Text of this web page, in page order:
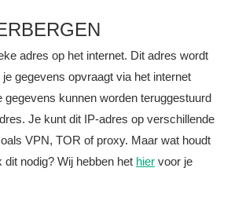
adres op het internet. Dit adres wordt
gegevens opvraagt via het internet
gegevens kunnen worden teruggestuurd
Je kunt dit IP-adres op verschillende
VPN, TOR of proxy. Maar wat houdt
nodig? Wij hebben het hier voor je